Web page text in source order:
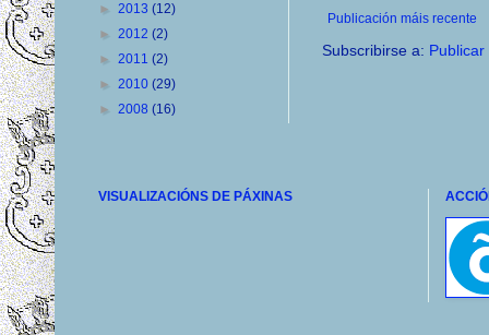
Publicación máis recente
Subscribirse a:
► 2013 (12)
► 2012 (2)
► 2011 (2)
► 2010 (29)
► 2008 (16)
VISUALIZACIÓNS DE PÁXINAS